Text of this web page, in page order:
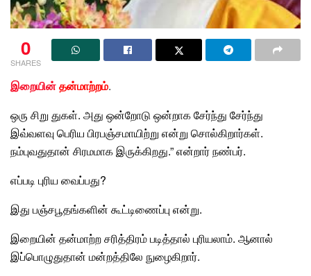
0
SHARES
இறையின்தன்மாற்றம்.
ஒரு சிறு துகள். அது ஒன்றோடு ஒன்றாக சேர்ந்து சேர்ந்து
இவ்வளவு பெரிய பிரபஞ்சமாயிற்று என்று சொல்கிறார்கள்.
நம்புவதுதான் சிரமமாக இருக்கிறது.” என்றார் நண்பர்.
எப்படி புரிய வைப்பது?
இது பஞ்சபூதங்களின் கூட்டிணைப்பு என்று.
இறையின் தன்மாற்ற சரித்திரம் படித்தால் புரியலாம். ஆனால்
இப்பொழுதுதான் மன்றத்திலே நுழைகிறார்.